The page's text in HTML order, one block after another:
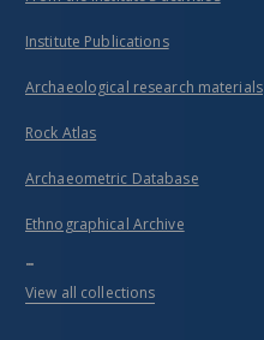
Institute Publications
Archaeological research materials
Rock Atlas
Archaeometric Database
Ethnographical Archive
...
View all collections